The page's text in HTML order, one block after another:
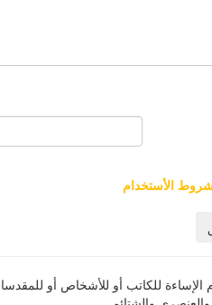
الأستخدام
الإساءة للكاتب أو للأشخاص أو